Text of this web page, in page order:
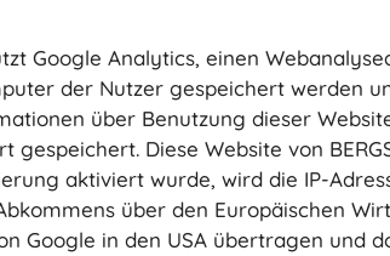
Google Analytics, einen
der Nutzer gespeichert werden
über Benutzung dieser
gespeichert. Diese Website von
aktiviert wurde, wird die IP-
über den Europäischen
Google in den USA übertragen und